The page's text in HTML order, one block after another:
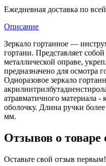
Ежедневная доставка по
Описание
Зеркало гортанное —
гортани. Представляет
металлической оправе,
предназначено для осмотра
Одноразовое зеркало
атравматичного материала -
оболочку. Длина ручки
мм.
Отзывов о товаре
Оставьте свой отзыв первым!